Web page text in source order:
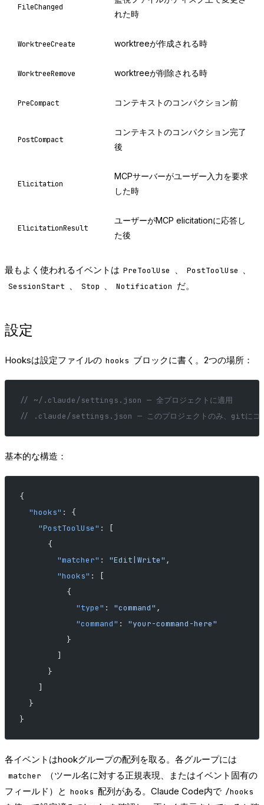
FileChanged
れた時
WorktreeCreate worktreeが作成される時
WorktreeRemove worktreeが削除される時
PreCompact コンテキストのコンパクション前
PostCompact
コンテキストのコンパクション完了
後
Elicitation
MCPサーバーがユーザー入力を要求
した時
ElicitationResult
ユーザーがMCP elicitationに応答し
た後
最もよく使われるイベントは PreToolUse 、 PostToolUse 、
SessionStart 、 Stop 、 Notification だ。
設定
Hooksは設定ファイルの hooks ブロックに書く。2つの場所：
// ~/.claude/settings.json — 全プロジェクトに適用
// .claude/settings.json — このプロジェクトのみ、gitにコ
基本的な構造：
{
  "hooks"
: {
    "PostToolUse"
: [
      {
        "matcher"
: "Edit|Write" ,
        "hooks"
: [
          {
            "type"
: "command" ,
            "command"
: "your-command-here"
          }
        ]
      }
    ]
  }
}
各イベントはhookグループの配列を取る。各グループには
matcher
（ツール名に対する正規表現、またはイベント固有の
フィールド）と hooks 配列がある。Claude Code内で /hooks